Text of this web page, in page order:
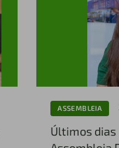
ASSEMBLEIA
Últimos